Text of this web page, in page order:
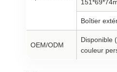
Boîtier
OEM/ODM
Disponible
couleur